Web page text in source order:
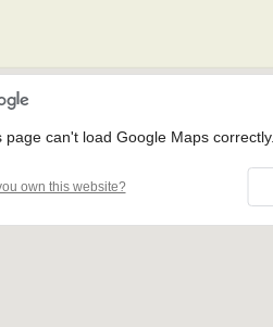
page can't load Google Maps correctly.
own this website?